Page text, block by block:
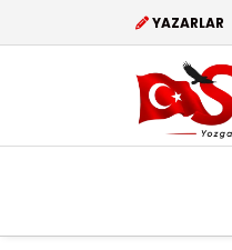
YAZARLAR